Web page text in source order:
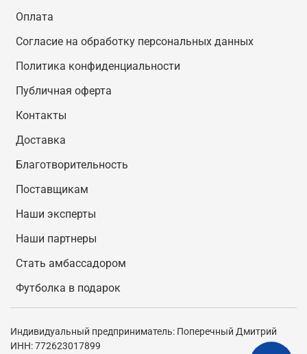
Оплата
Согласие на обработку персональных данных
Политика конфиденциальности
Публичная оферта
Контакты
Доставка
Благотворительность
Поставщикам
Наши эксперты
Наши партнеры
Стать амбассадором
Футболка в подарок
Индивидуальный предприниматель: Поперечный Дмитрий
ИНН: 772623017899